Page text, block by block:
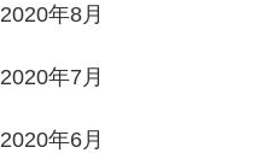
2020年8月
2020年7月
2020年6月